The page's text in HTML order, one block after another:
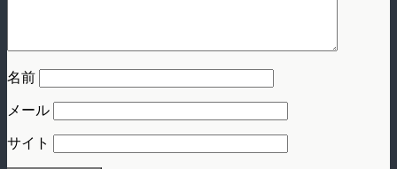
名前
メール
サイト